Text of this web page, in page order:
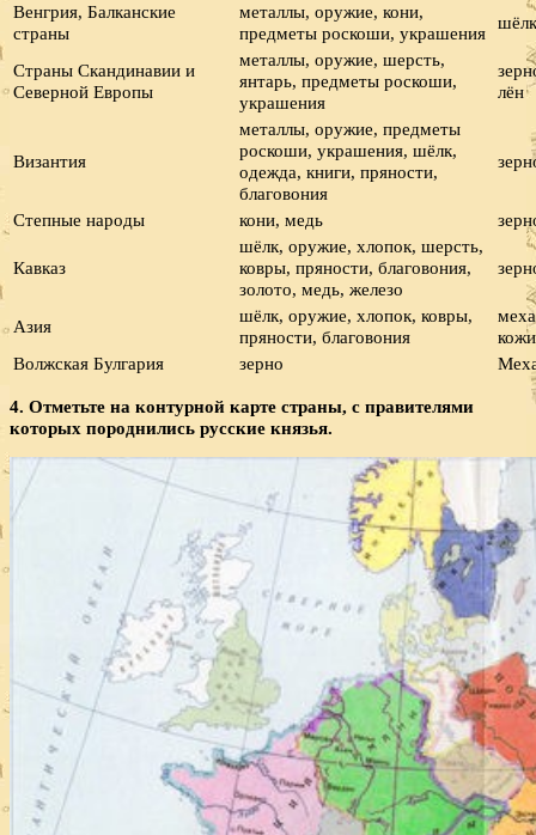
Венгрия, Балканские
страны
металлы, оружие, кони,
предметы роскоши, украшения
Страны Скандинавии и
Северной Европы
металлы, оружие, шерсть,
янтарь, предметы роскоши,
украшения
лён
Византия
металлы, оружие, предметы
роскоши, украшения, шёлк,
одежда, книги, пряности,
благовония
Степные народы кони, медь
Кавказ
шёлк, оружие, хлопок, шерсть,
ковры, пряности, благовония,
золото, медь, железо
Азия
шёлк, оружие, хлопок, ковры,
пряности, благовония
кожи
Волжская Булгария
зерно
4. Отметьте на контурной карте страны, с правителями
которых породнились русские князья.